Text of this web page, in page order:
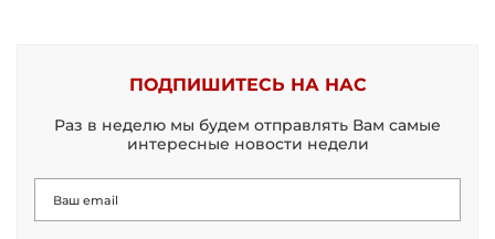
ПОДПИШИТЕСЬ НА НАС
Раз в неделю мы будем отправлять Вам самые
интересные новости недели